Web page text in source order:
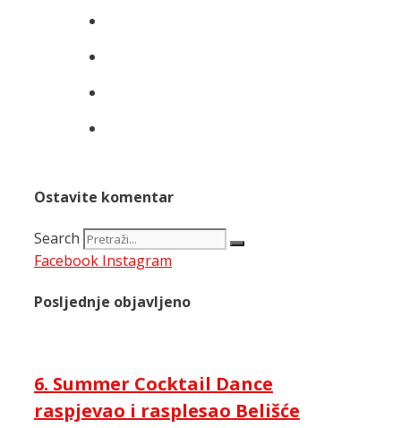
Ostavite komentar
Search
Facebook Instagram
Posljednje objavljeno
6. Summer Cocktail Dance
raspjevao i rasplesao Belišće